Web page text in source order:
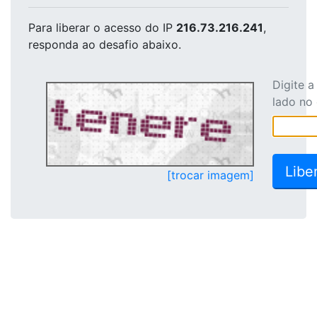
Para liberar o acesso do IP 216.73.216.241,
responda ao desafio abaixo.
[trocar imagem]
Digite
lado no